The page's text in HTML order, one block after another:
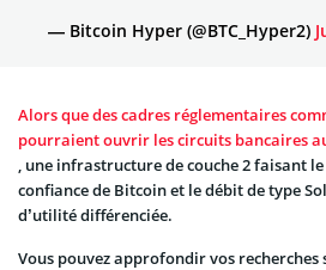
— Bitcoin Hyper (@BTC_Hyper2)
Alors que des cadres réglementaires
pourraient ouvrir les circuits bancaires
, une infrastructure de couche 2 faisant
confiance de Bitcoin et le débit de type
d’utilité différenciée.
Vous pouvez approfondir vos